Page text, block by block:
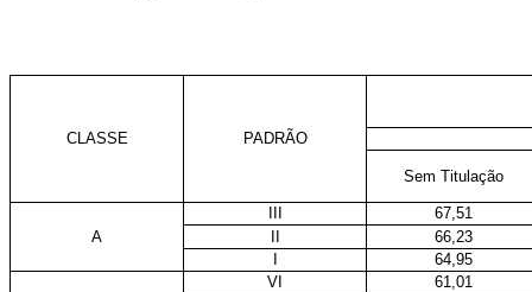
CLASSE PADRÃO
Sem Titulação
A
67,51
66,23
64,95
VI
61,01